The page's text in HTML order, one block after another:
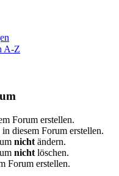
A-Z
Forum erstellen.
diesem Forum erstellen.
nicht ändern.
nicht löschen.
Forum erstellen.